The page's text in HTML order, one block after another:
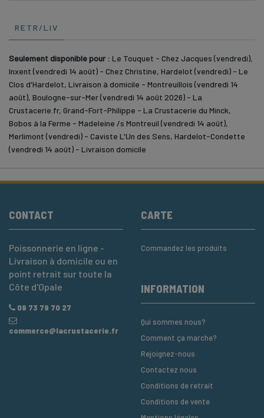
RETR/LIV
Seulement disponible pour : Le Touquet - Chez Jacques (vendredi),
Inxent (vendredi 14 août) - Chez Christine, Hardelot (vendredi) - Le
Clos d'Hardelot, Livraison à domicile - Montreuillois (vendredi 14
août), Boulogne-sur-Mer (vendredi 14 août 2026) - La
Crustacerie.fr, Grand-Fort-Philippe - La Crustacerie du Minck,
Bobos à la Ferme - Madeleine /s Montreuil (vendredi 14 août),
Merlimont (vendredi) - Caviste L'Un des Sens, Hardelot-Condette
(vendredi 14 août) - Livraison domicile
CONTACT
Poissonnerie en ligne -
Livraison à domicile ou en
point retrait sur toute la
Côte d'Opale
09 73 79 70 27
commerce@lacrustacerie.fr
CARTE
Commandez les produits
INFORMATION
Qui sommes nous?
Comment ça marche?
Rejoignez-nous
Contactez nous
Conditions de retrait
Conditions de vente